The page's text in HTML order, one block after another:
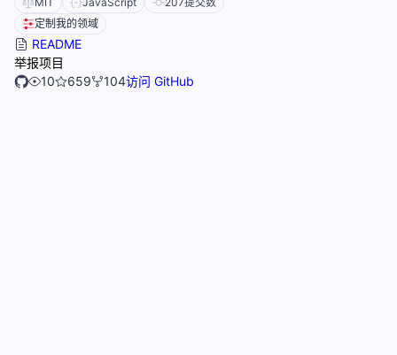
定制我的领域
README
举报项目
10
659 104访问 GitHub